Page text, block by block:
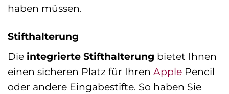
haben müssen.
Stifthalterung
Die integrierte Stifthalterung bietet Ihnen
einen sicheren Platz für Ihren Apple Pencil
oder andere Eingabestifte. So haben Sie